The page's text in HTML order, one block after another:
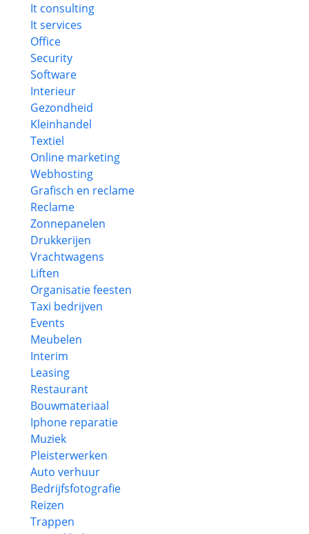
It consulting
It services
Office
Security
Software
Interieur
Gezondheid
Kleinhandel
Textiel
Online marketing
Webhosting
Grafisch en reclame
Reclame
Zonnepanelen
Drukkerijen
Vrachtwagens
Liften
Organisatie feesten
Taxi bedrijven
Events
Meubelen
Interim
Leasing
Restaurant
Bouwmateriaal
Iphone reparatie
Muziek
Pleisterwerken
Auto verhuur
Bedrijfsfotografie
Reizen
Trappen